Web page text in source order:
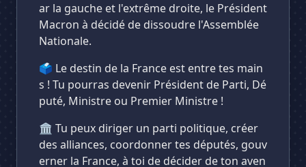
ar la gauche et l'extrême droite, le Président
Macron à décidé de dissoudre l'Assemblée
Nationale.
🗳️ Le destin de la France est entre tes main
s ! Tu pourras devenir Président de Parti, Dé
puté, Ministre ou Premier Ministre !
🏛️ Tu peux diriger un parti politique, créer
des alliances, coordonner tes députés, gouv
erner la France, à toi de décider de ton aven